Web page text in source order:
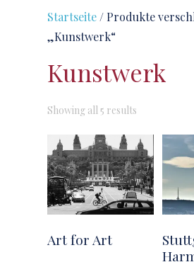
Startseite / Produkte
„Kunstwerk“
Kunstwerk
Showing all 5 results
by
latest
Art for Art